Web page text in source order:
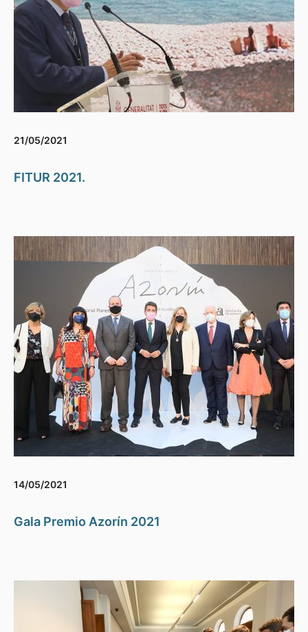
21/05/2021
FITUR 2021.
14/05/2021
Gala Premio Azorín 2021